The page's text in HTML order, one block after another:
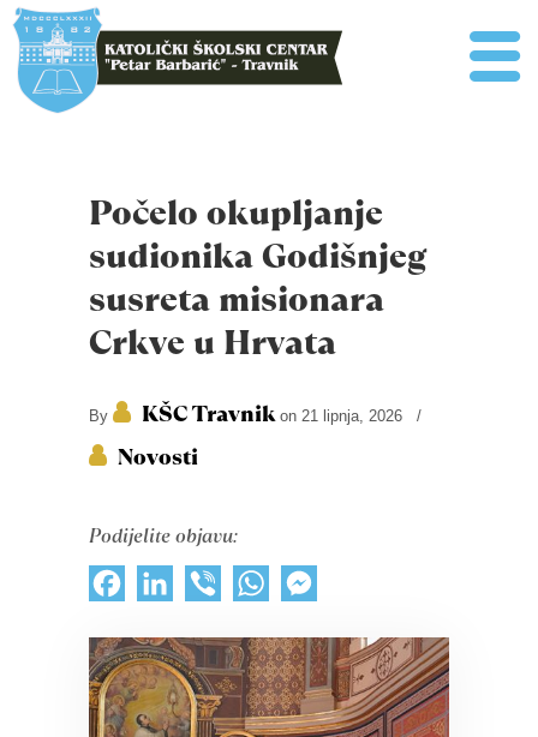
Počelo okupljanje
sudionika Godišnjeg
susreta misionara
Crkve u Hrvata
By KŠC Travnikon 21 lipnja, 2026 /
Novosti
Podijelite objavu:
FacebookLinkedInViber WhatsApp